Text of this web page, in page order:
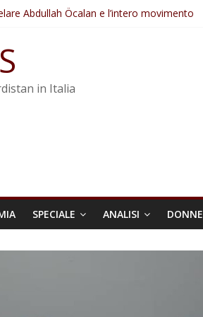
Abdullah Öcalan e l’intero movimento
ostacolerebbe l’attuazione della legge
di guerra dell’Iran
trasformata in legge positiva
in Italia
SPECIALE ANALISI DONNE